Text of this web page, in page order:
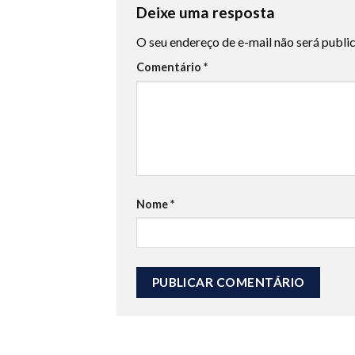
Deixe uma resposta
O seu endereço de e-mail não será
Comentário *
Nome*